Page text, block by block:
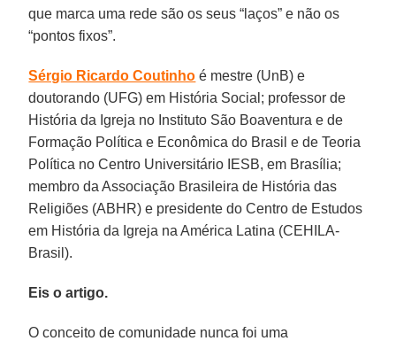
que marca uma rede são os seus “laços” e não os
“pontos fixos”.
Sérgio Ricardo Coutinho é mestre (UnB) e
doutorando (UFG) em História Social; professor de
História da Igreja no Instituto São Boaventura e de
Formação Política e Econômica do Brasil e de Teoria
Política no Centro Universitário IESB, em Brasília;
membro da Associação Brasileira de História das
Religiões (ABHR) e presidente do Centro de Estudos
em História da Igreja na América Latina (CEHILA-
Brasil).
Eis o artigo.
O conceito de comunidade nunca foi uma